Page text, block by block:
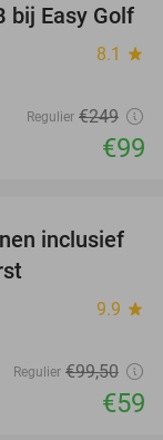
60%
bij Easy Golf
8.1 star
Regulier €249
€99
41%
inclusief
9.9 star
Regulier €99,50
€59